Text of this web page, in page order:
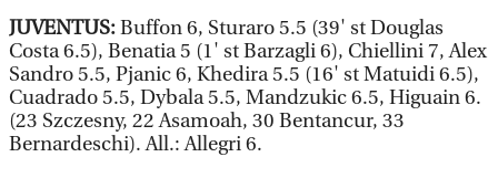
JUVENTUS:Buffon 6, Sturaro 5.5 (39' st Douglas
Costa 6.5), Benatia 5 (1' st Barzagli 6), Chiellini 7, Alex
Sandro 5.5, Pjanic 6, Khedira 5.5 (16' st Matuidi 6.5),
Cuadrado 5.5, Dybala 5.5, Mandzukic 6.5, Higuain 6.
(23 Szczesny, 22 Asamoah, 30 Bentancur, 33
Bernardeschi). All.: Allegri 6.